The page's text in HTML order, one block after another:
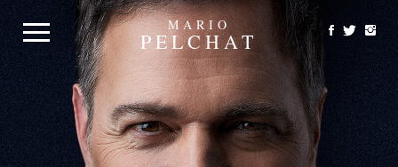
MARIO
PELCHAT